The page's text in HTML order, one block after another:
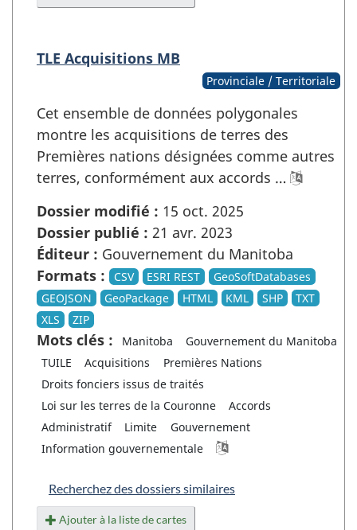
TLE Acquisitions MB
Provinciale / Territoriale
Cet ensemble de données polygonales
montre les acquisitions de terres des
Premières nations désignées comme autres
terres, conformément aux accords …
Dossier modifié : 15 oct. 2025
Dossier publié : 21 avr. 2023
Éditeur : Gouvernement du Manitoba
Formats :
CSV ESRI REST
GeoSoftDatabases
GEOJSON
GeoPackage HTML KML SHP
TXT
XLS
ZIP
Mots clés : Manitoba
Gouvernement du Manitoba
TUILE
Acquisitions
Premières Nations
Droits fonciers issus de traités
Loi sur les terres de la Couronne
Accords
Administratif
Limite
Gouvernement
Information gouvernementale
Recherchez des dossiers similaires
Ajouter à la liste de cartes